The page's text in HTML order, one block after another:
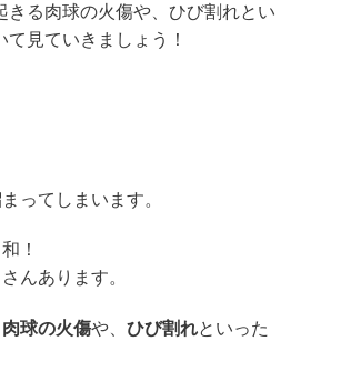
る肉球の火傷や、ひび割れとい
見ていきましょう！
ってしまいます。
！
んあります。
肉球の火傷や、 ひび割れといった